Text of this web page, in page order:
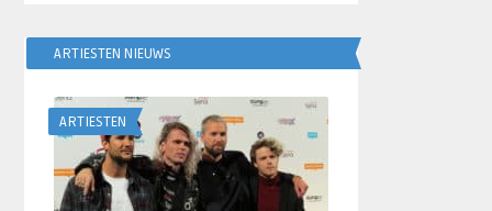
ARTIESTEN NIEUWS
ARTIESTEN